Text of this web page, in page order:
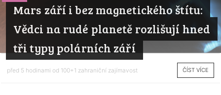
Mars září i bez magnetického štítu:
Vědci na rudé planetě rozlišují hned
tři typy polárních září
před 5 hodinami od 100+1 zahraniční zajímavost ČÍST VÍCE